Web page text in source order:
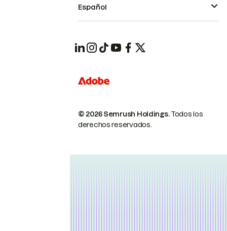
© 2026 Semrush Holdings.Todos los
derechos reservados.
Español